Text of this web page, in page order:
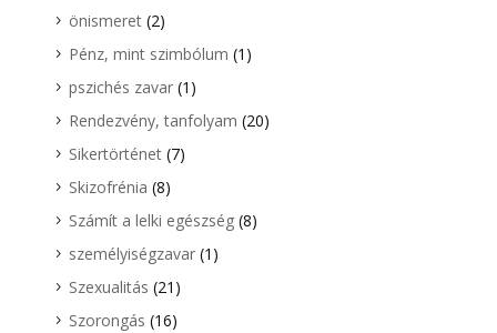
önismeret(2)
Pénz, mint szimbólum (1)
pszichés zavar(1)
Rendezvény, tanfolyam (20)
Sikertörténet(7)
Skizofrénia (8)
Számít a lelki egészség(8)
személyiségzavar(1)
Szexualitás (21)
Szorongás (16)